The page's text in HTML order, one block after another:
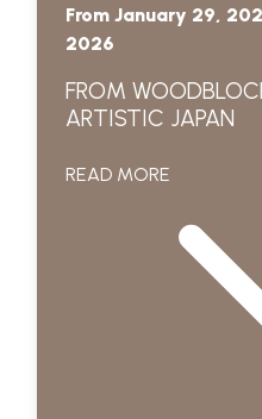
From January 29,
2026
FROM
ARTISTIC JAPAN
READ MORE